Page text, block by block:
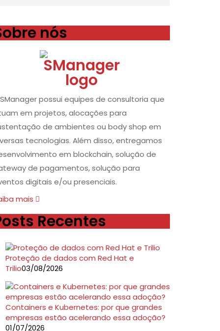
nós
possui equipes de consultoria que
em projetos, alocações para
de ambientes ou body shop em
tecnologias. Além disso, entregamos
em blockchain, solução de
de pagamentos, solução para
digitais e/ou presenciais.
mais
Recentes
Proteção de dados com Red Hat e
Trilio03/08/2026
Containers e Kubernetes: por que grandes
empresas estão acelerando essa adoção?
01/07/2026